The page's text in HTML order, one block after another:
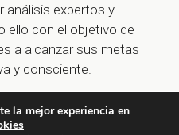
análisis expertos y
ello con el objetivo de
a alcanzar sus metas
y consciente.
la mejor experiencia en